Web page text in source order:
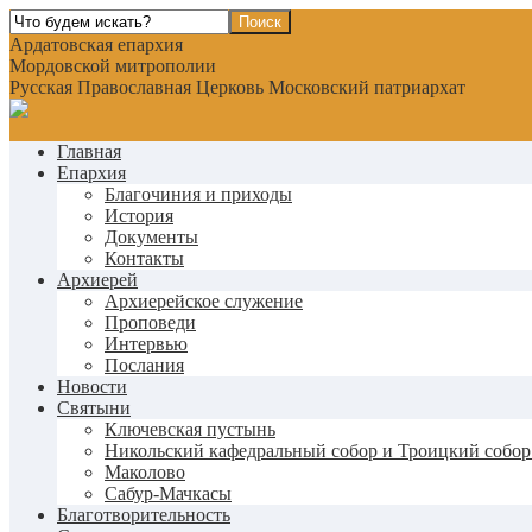
Ардатовская епархия
Мордовской митрополии
Русская Православная Церковь Московский патриархат
Главная
Епархия
Благочиния и приходы
История
Документы
Контакты
Архиерей
Архиерейское служение
Проповеди
Интервью
Послания
Новости
Святыни
Ключевская пустынь
Никольский кафедральный собор и Троицкий собор
Маколово
Сабур-Мачкасы
Благотворительность